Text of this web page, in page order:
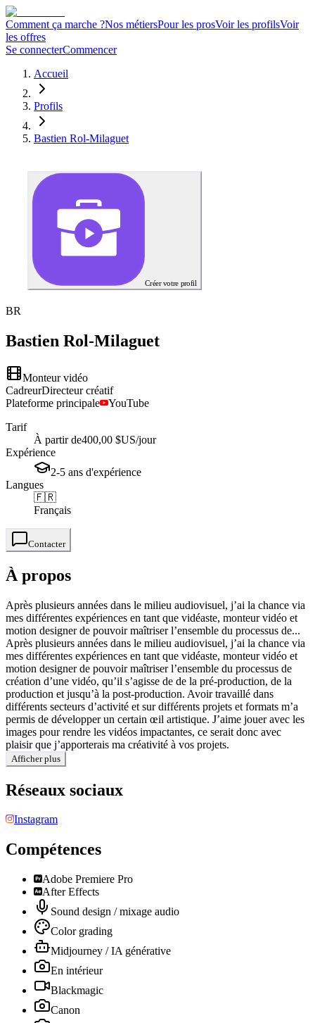
Comment ça marche ?Nos métiersPour les prosVoir les profilsVoir
les offres
Se connecterCommencer
Accueil
Profils
Bastien Rol-Milaguet
Créer votre profil
BR
Bastien Rol-Milaguet
Monteur vidéo
CadreurDirecteur créatif
Plateforme principale
YouTube
Tarif
À partir de400,00 $US/jour
Expérience
2-5 ans d'expérience
Langues
🇫🇷
Français
Contacter
À propos
Après plusieurs années dans le milieu audiovisuel, j’ai la chance via
mes différentes expériences en tant que vidéaste, monteur vidéo et
motion designer de pouvoir maîtriser l’ensemble du processus de...
Après plusieurs années dans le milieu audiovisuel, j’ai la chance via
mes différentes expériences en tant que vidéaste, monteur vidéo et
motion designer de pouvoir maîtriser l’ensemble du processus de
création d’une vidéo, qu’il s’agisse de de la pré-production, de la
production et jusqu’à la post-production. Avoir travaillé dans
différents secteurs d’activité et sur différents projets et formats m’a
permis de développer un certain œil artistique. J’aime jouer avec les
images pour rendre les vidéos impactantes, ce serait donc avec
plaisir que j’apporterais ma créativité à vos projets.
Afficher plus
Réseaux sociaux
Instagram
Compétences
Adobe Premiere Pro
After Effects
Sound design / mixage audio
Color grading
Midjourney / IA générative
En intérieur
Blackmagic
Canon